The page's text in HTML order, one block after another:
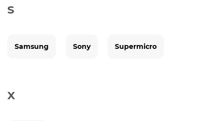
S
Samsung Sony Supermicro
X